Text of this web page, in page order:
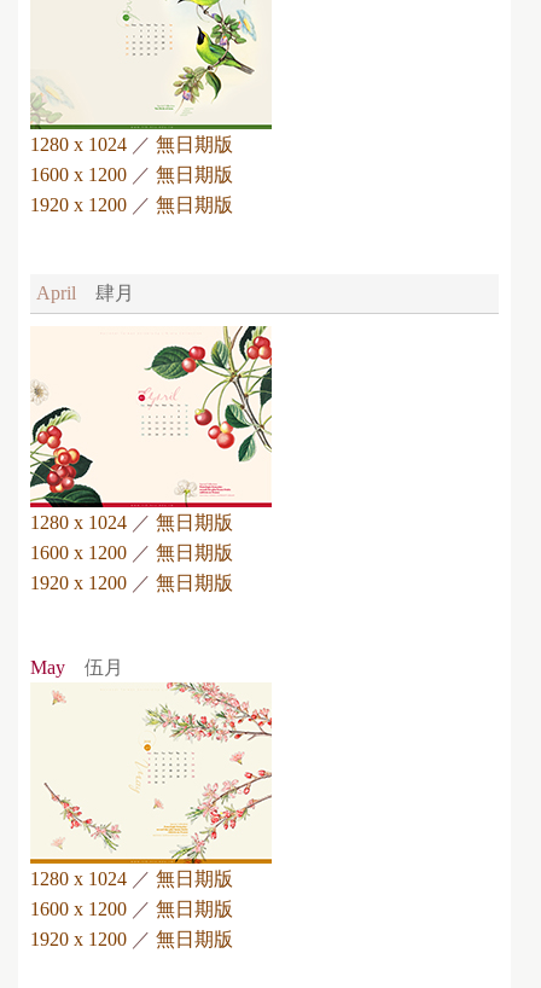
1280 x 1024 ／ 無日期版
1600 x 1200 ／ 無日期版
1920 x 1200 ／ 無日期版
April 肆月
1280 x 1024 ／ 無日期版
1600 x 1200 ／ 無日期版
1920 x 1200 ／ 無日期版
May 伍月
1280 x 1024 ／ 無日期版
1600 x 1200 ／ 無日期版
1920 x 1200 ／ 無日期版